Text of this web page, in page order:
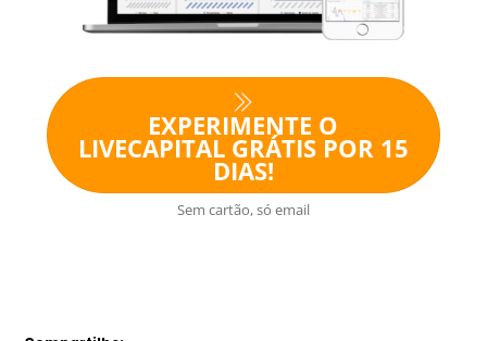
EXPERIMENTE O
LIVECAPITAL GRÁTIS POR 15
DIAS!
Sem cartão, só email